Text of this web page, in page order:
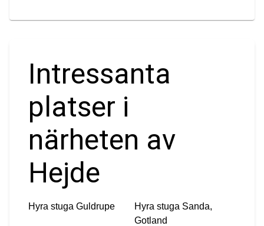
Intressanta
platser i
närheten av
Hejde
Hyra stuga Guldrupe Hyra stuga Sanda,
Gotland